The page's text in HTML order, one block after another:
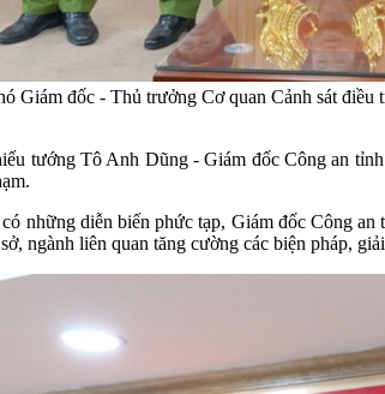
Giám đốc - Thủ trưởng Cơ quan Cảnh sát điều
tướng Tô Anh Dũng - Giám đốc Công an
những diễn biến phức tạp, Giám đốc Công
ngành liên quan tăng cường các biện pháp,